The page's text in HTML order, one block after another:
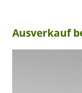
Ausverkauf